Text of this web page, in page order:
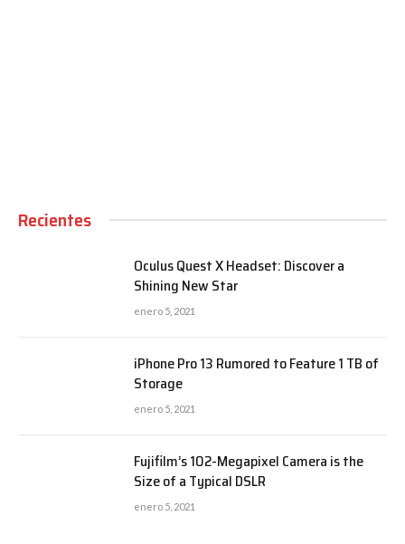
Recientes
Oculus Quest X Headset: Discover a
Shining New Star
enero 5, 2021
iPhone Pro 13 Rumored to Feature 1 TB of
Storage
enero 5, 2021
Fujifilm’s 102-Megapixel Camera is the
Size of a Typical DSLR
enero 5, 2021